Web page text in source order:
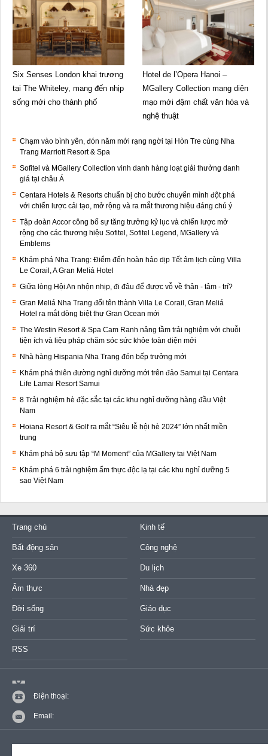
Six Senses London khai trương
tại The Whiteley, mang đến nhịp
sống mới cho thành phố
Hotel de l’Opera Hanoi –
MGallery Collection mang diện
mạo mới đậm chất văn hóa và
nghệ thuật
Chạm vào bình yên, đón năm mới rạng ngời tại Hòn Tre cùng Nha
Trang Marriott Resort & Spa
Sofitel và MGallery Collection vinh danh hàng loạt giải thưởng danh
giá tại châu Á
Centara Hotels & Resorts chuẩn bị cho bước chuyển mình đột phá
với chiến lược cải tạo, mở rộng và ra mắt thương hiệu đáng chú ý
Tập đoàn Accor công bố sự tăng trưởng kỷ lục và chiến lược mở
rộng cho các thương hiệu Sofitel, Sofitel Legend, MGallery và
Emblems
Khám phá Nha Trang: Điểm đến hoàn hảo dịp Tết âm lịch cùng Villa
Le Corail, A Gran Meliá Hotel
Giữa lòng Hội An nhộn nhịp, đi đâu để được vỗ về thân - tâm - trí?
Gran Meliá Nha Trang đổi tên thành Villa Le Corail, Gran Meliá
Hotel ra mắt dòng biệt thự Gran Ocean mới
The Westin Resort & Spa Cam Ranh nâng tầm trải nghiệm với chuỗi
tiện ích và liệu pháp chăm sóc sức khỏe toàn diện mới
Nhà hàng Hispania Nha Trang đón bếp trưởng mới
Khám phá thiên đường nghỉ dưỡng mới trên đảo Samui tại Centara
Life Lamai Resort Samui
8 Trải nghiệm hè đặc sắc tại các khu nghỉ dưỡng hàng đầu Việt
Nam
Hoiana Resort & Golf ra mắt “Siêu lễ hội hè 2024” lớn nhất miền
trung
Khám phá bộ sưu tập “M Moment” của MGallery tại Việt Nam
Khám phá 6 trải nghiệm ẩm thực độc lạ tại các khu nghỉ dưỡng 5
sao Việt Nam
Trang chủ Kinh tế
Bất động sản Công nghệ
Xe 360 Du lịch
Ẩm thực Nhà đẹp
Đời sống Giáo dục
Giải trí Sức khỏe
RSS
Điện thoại:
Email: